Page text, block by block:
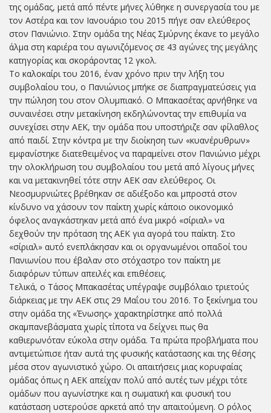
της ομάδας, μετά από πέντε μήνες λύθηκε η συνεργασία του με
τον Αστέρα και τον Ιανουάριο του 2015 πήγε σαν ελεύθερος
στον Πανιώνιο. Στην ομάδα της Νέας Σμύρνης έκανε το μεγάλο
άλμα στη καριέρα του αγωνιζόμενος σε 43 αγώνες της μεγάλης
κατηγορίας και σκοράροντας 12 γκολ.
Το καλοκαίρι του 2016, έναν χρόνο πριν την λήξη του
συμβολαίου του, ο Πανιώνιος μπήκε σε διαπραγματεύσεις για
την πώληση του στον Ολυμπιακό. Ο Μπακασέτας αρνήθηκε να
συναινέσει στην μετακίνηση εκδηλώνοντας την επιθυμία να
συνεχίσει στην ΑΕΚ, την ομάδα που υποστήριζε σαν φίλαθλος
από παιδί. Στην κόντρα με την διοίκηση των «κυανέρυθρων»
εμφανίστηκε διατεθειμένος να παραμείνει στον Πανιώνιο μέχρι
την ολοκλήρωση του συμβολαίου του μετά από λίγους μήνες
και να μετακινηθεί τότε στην ΑΕΚ σαν ελεύθερος. Οι
Νεοσμυρνιώτες βρέθηκαν σε αδιέξοδο και μπροστά στον
κίνδυνο να χάσουν τον παίκτη χωρίς κάποιο οικονομικό
όφελος αναγκάστηκαν μετά από ένα μικρό «σίριαλ» να
δεχθούν την πρόταση της ΑΕΚ για αγορά του παίκτη. Στο
«σίριαλ» αυτό ενεπλάκησαν και οι οργανωμένοι οπαδοί του
Πανιωνίου που έβαλαν στο στόχαστρο τον παίκτη με
διαφόρων τύπων απειλές και επιθέσεις.
Τελικά, ο Τάσος Μπακασέτας υπέγραψε συμβόλαιο τριετούς
διάρκειας με την ΑΕΚ στις 29 Μαΐου του 2016. Το ξεκίνημα του
στην ομάδα της «Ένωσης» χαρακτηρίστηκε από πολλά
σκαμπανεβάσματα χωρίς τίποτα να δείχνει πως θα
καθιερωνόταν εύκολα στην ομάδα. Τα πρώτα προβλήματα που
αντιμετώπισε ήταν αυτά της φυσικής κατάστασης και της θέσης
μέσα στον αγωνιστικό χώρο. Οι απαιτήσεις μιας κορυφαίας
ομάδας όπως η ΑΕΚ απείχαν πολύ από αυτές των μέχρι τότε
ομάδων που αγωνίστηκε και η σωματική και φυσική του
κατάσταση υστερούσε αρκετά από την απαιτούμενη. Ο ρόλος